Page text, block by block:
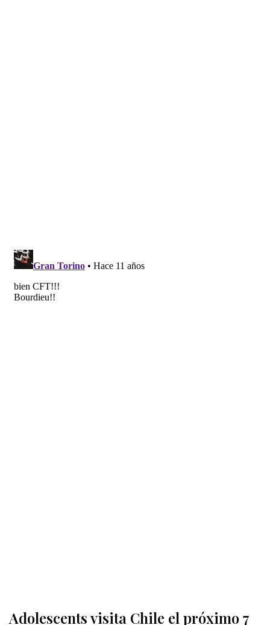
Adolescents visita Chile el próximo 7